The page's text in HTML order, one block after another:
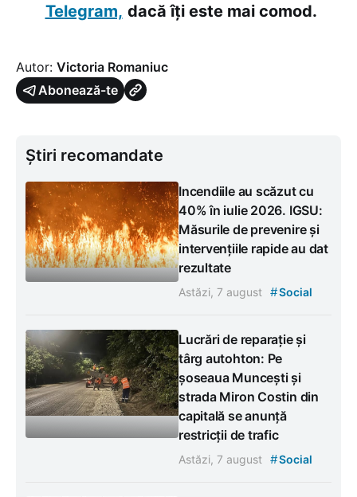
Telegram, dacă îți este mai comod.
Autor: Victoria Romaniuc
Abonează-te
Știri recomandate
Incendiile au scăzut cu
40% în iulie 2026. IGSU:
Măsurile de prevenire și
intervențiile rapide au dat
rezultate
Astăzi, 7 august #Social
Lucrări de reparație și
târg autohton: Pe
șoseaua Muncești și
strada Miron Costin din
capitală se anunță
restricții de trafic
Astăzi, 7 august #Social